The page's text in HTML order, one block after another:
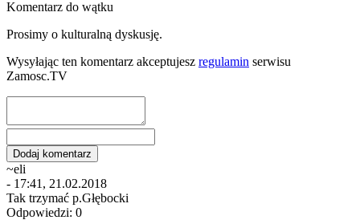
Komentarz do wątku
Prosimy o kulturalną dyskusję.
Wysyłając ten komentarz akceptujesz regulamin serwisu
Zamosc.TV
~eli
- 17:41, 21.02.2018
Tak trzymać p.Głębocki
Odpowiedzi: 0